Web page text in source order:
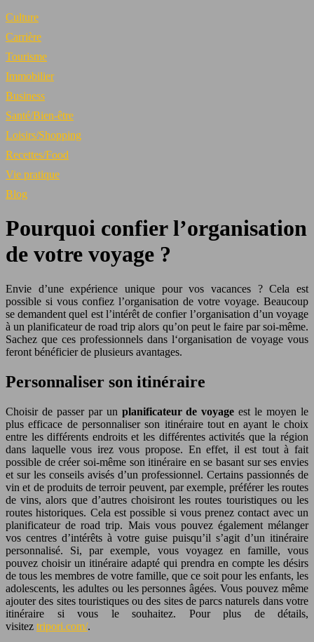
Culture
Carrière
Tourisme
Immobilier
Business
Santé/Bien-être
Loisirs/Shopping
Recettes/Food
Vie pratique
Blog
Pourquoi confier l’organisation
de votre voyage ?
Envie d’une expérience unique pour vos vacances ? Cela est
possible si vous confiez l’organisation de votre voyage. Beaucoup
se demandent quel est l’intérêt de confier l’organisation d’un voyage
à un planificateur de road trip alors qu’on peut le faire par soi-même.
Sachez que ces professionnels dans l‘organisation de voyage vous
feront bénéficier de plusieurs avantages.
Personnaliser son itinéraire
Choisir de passer par un planificateur de voyage est le moyen le
plus efficace de personnaliser son itinéraire tout en ayant le choix
entre les différents endroits et les différentes activités que la région
dans laquelle vous irez vous propose. En effet, il est tout à fait
possible de créer soi-même son itinéraire en se basant sur ses envies
et sur les conseils avisés d’un professionnel. Certains passionnés de
vin et de produits de terroir peuvent, par exemple, préférer les routes
de vins, alors que d’autres choisiront les routes touristiques ou les
routes historiques. Cela est possible si vous prenez contact avec un
planificateur de road trip. Mais vous pouvez également mélanger
vos centres d’intérêts à votre guise puisqu’il s’agit d’un itinéraire
personnalisé. Si, par exemple, vous voyagez en famille, vous
pouvez choisir un itinéraire adapté qui prendra en compte les désirs
de tous les membres de votre famille, que ce soit pour les enfants, les
adolescents, les adultes ou les personnes âgées. Vous pouvez même
ajouter des sites touristiques ou des sites de parcs naturels dans votre
itinéraire si vous le souhaitez. Pour plus de détails,
visitez tripori.com/.